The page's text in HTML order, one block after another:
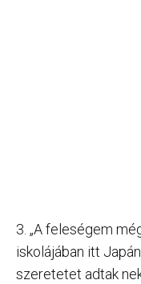
3. „A feleségem
iskolájában itt
szeretetet adtak